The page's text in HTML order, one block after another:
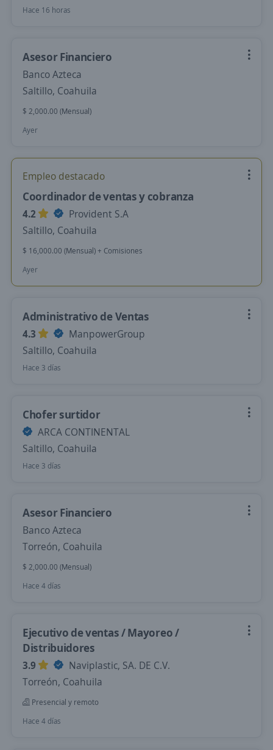
Hace 16 horas
Asesor Financiero
Banco Azteca
Saltillo, Coahuila
$ 2,000.00 (Mensual)
Ayer
Empleo destacado
Coordinador de ventas y cobranza
4.2
Provident S.A
Saltillo, Coahuila
$ 16,000.00 (Mensual) + Comisiones
Ayer
Administrativo de Ventas
4.3
ManpowerGroup
Saltillo, Coahuila
Hace 3 días
Chofer surtidor
ARCA CONTINENTAL
Saltillo, Coahuila
Hace 3 días
Asesor Financiero
Banco Azteca
Torreón, Coahuila
$ 2,000.00 (Mensual)
Hace 4 días
Ejecutivo de ventas / Mayoreo /
Distribuidores
3.9
Naviplastic, SA. DE C.V.
Torreón, Coahuila
Presencial y remoto
Hace 4 días